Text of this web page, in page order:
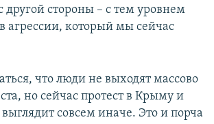
другой стороны – с тем уровнем
агрессии, который мы сейчас
что люди не выходят массово
но сейчас протест в Крыму и
совсем иначе. Это и порча